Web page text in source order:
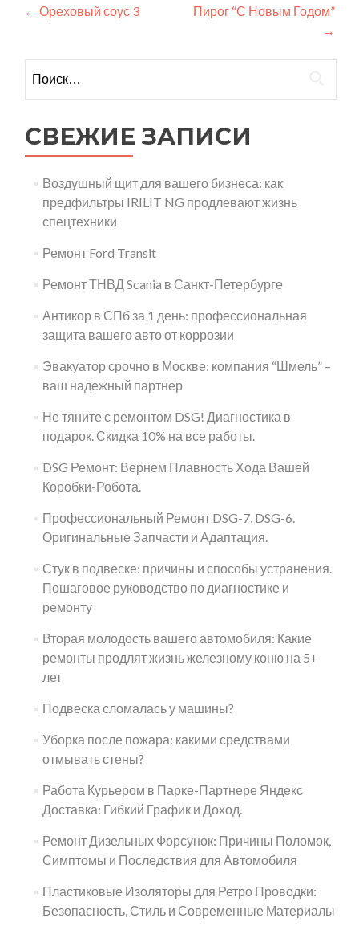
Навигация
записям
← Ореховый соус 3
Пирог “С Новым Годом”
→
СВЕЖИЕ ЗАПИСИ
Воздушный щит для вашего бизнеса: как
предфильтры IRILIT NG продлевают жизнь
спецтехники
Ремонт Ford Transit
Ремонт ТНВД Scania в Санкт-Петербурге
Антикор в СПб за 1 день: профессиональная
защита вашего авто от коррозии
Эвакуатор срочно в Москве: компания “Шмель” –
ваш надежный партнер
Не тяните с ремонтом DSG! Диагностика в
подарок. Скидка 10% на все работы.
DSG Ремонт: Вернем Плавность Хода Вашей
Коробки-Робота.
Профессиональный Ремонт DSG-7, DSG-6.
Оригинальные Запчасти и Адаптация.
Стук в подвеске: причины и способы устранения.
Пошаговое руководство по диагностике и
ремонту
Вторая молодость вашего автомобиля: Какие
ремонты продлят жизнь железному коню на 5+
лет
Подвеска сломалась у машины?
Уборка после пожара: какими средствами
отмывать стены?
Работа Курьером в Парке-Партнере Яндекс
Доставка: Гибкий График и Доход.
Ремонт Дизельных Форсунок: Причины Поломок,
Симптомы и Последствия для Автомобиля
Пластиковые Изоляторы для Ретро Проводки:
Безопасность, Стиль и Современные Материалы